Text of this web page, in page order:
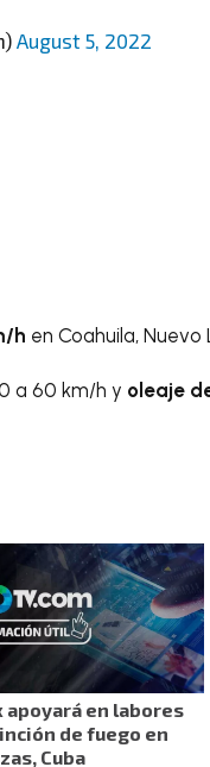
August 5, 2022
h en Coahuila,
a 60 km/h y oleaje
apoyará en labores
de fuego en
Cuba